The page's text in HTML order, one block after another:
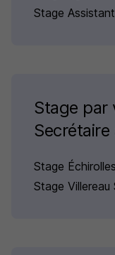
Stage
Stage par
Stage
Stage